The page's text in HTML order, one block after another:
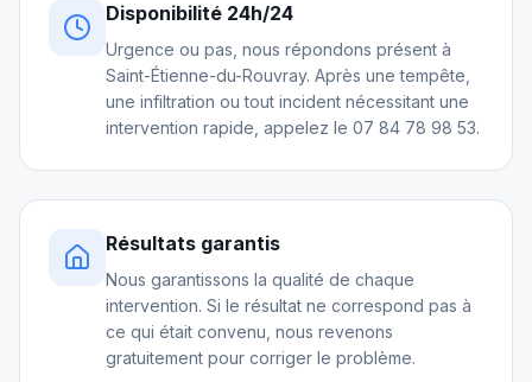
Disponibilité 24h/24
Urgence ou pas, nous répondons présent à
Saint-Étienne-du-Rouvray. Après une tempête,
une infiltration ou tout incident nécessitant une
intervention rapide, appelez le 07 84 78 98 53.
Résultats garantis
Nous garantissons la qualité de chaque
intervention. Si le résultat ne correspond pas à
ce qui était convenu, nous revenons
gratuitement pour corriger le problème.